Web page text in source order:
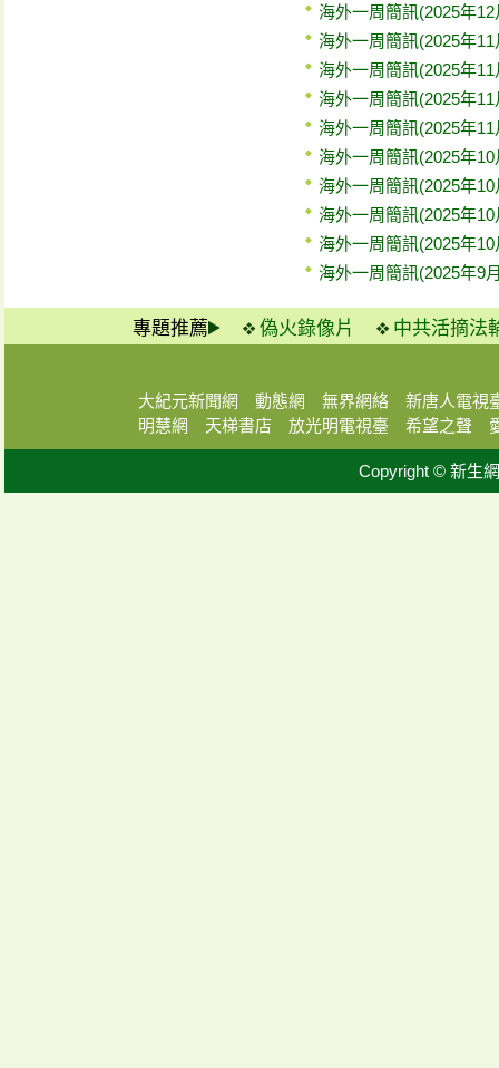
海外一周簡訊(2025年12
海外一周簡訊(2025年11
海外一周簡訊(2025年11
海外一周簡訊(2025年11
海外一周簡訊(2025年11
海外一周簡訊(2025年10
海外一周簡訊(2025年10
海外一周簡訊(2025年10
海外一周簡訊(2025年10
海外一周簡訊(2025年9
專題推薦 偽火錄像片 中共活摘法
大紀元新聞網 動態網 無界網絡
新唐人電視
明慧網
天梯書店 放光明電視臺 希望之聲
Copyright © 新生